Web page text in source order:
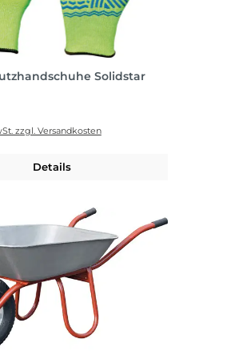
Solidstar
zzgl. Versandkosten
Details